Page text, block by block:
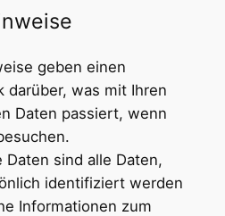
geben einen
darüber, was mit Ihren
Daten passiert, wenn
Daten sind alle Daten,
identifiziert werden
Informationen zum